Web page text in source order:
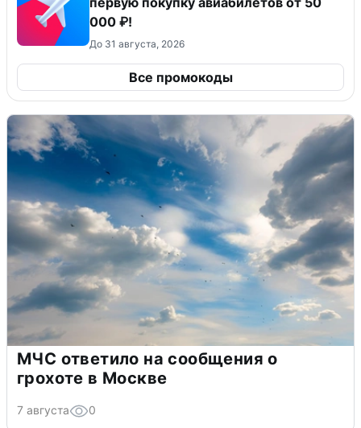
000 ₽!
До 31 августа, 2026
Все промокоды
МЧС ответило на сообщения о
грохоте в Москве
7 августа 0